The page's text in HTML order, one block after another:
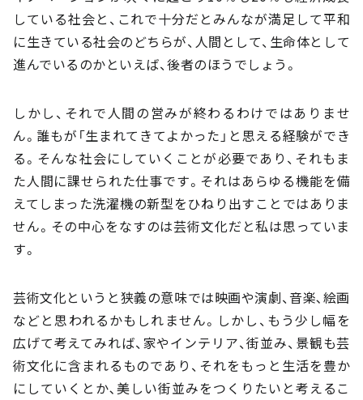
している社会と、これで十分だとみんなが満足して平和
に生きている社会のどちらが、人間として、生命体として
進んでいるのかといえば、後者のほうでしょう。
しかし、それで人間の営みが終わるわけではありませ
ん。誰もが「生まれてきてよかった」と思える経験ができ
る。そんな社会にしていくことが必要であり、それもま
た人間に課せられた仕事です。それはあらゆる機能を備
えてしまった洗濯機の新型をひねり出すことではありま
せん。その中心をなすのは芸術文化だと私は思っていま
す。
芸術文化というと狭義の意味では映画や演劇、音楽､絵画
などと思われるかもしれません。しかし、もう少し幅を
広げて考えてみれば、家やインテリア、街並み、景観も芸
術文化に含まれるものであり、それをもっと生活を豊か
にしていくとか､美しい街並みをつくりたいと考えるこ